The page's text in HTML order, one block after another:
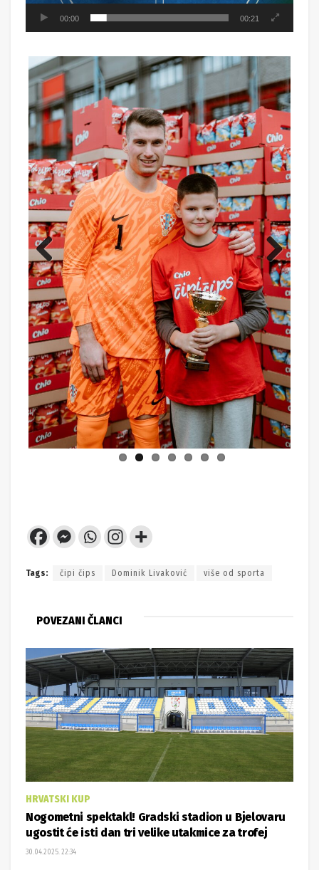
00:00 00:21
Previ
ous
Next
Tags: čipi čips Dominik Livaković
POVEZANI ČLANCI
HRVATSKI KUP
Nogometni spektakl! Gradski stadion u Bjelovaru
ugostit će isti dan tri velike utakmice za trofej
30.04.2025. 22:34